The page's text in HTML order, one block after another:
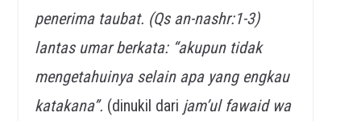
penerima taubat. (Qs an-nashr:1-3)
lantas umar berkata: “akupun tidak
mengetahuinya selain apa yang engkau
katakana”. (dinukil dari jam’ul fawaid wa